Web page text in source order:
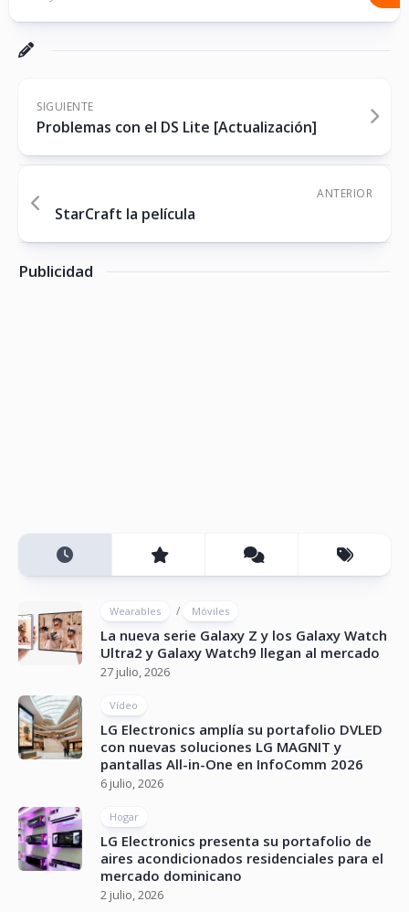
SIGUIENTE
Problemas con el DS Lite [Actualización]
ANTERIOR
StarCraft la película
Publicidad
Wearables / Móviles
La nueva serie Galaxy Z y los Galaxy Watch
Ultra2 y Galaxy Watch9 llegan al mercado
27 julio, 2026
Vídeo
LG Electronics amplía su portafolio DVLED
con nuevas soluciones LG MAGNIT y
pantallas All-in-One en InfoComm 2026
6 julio, 2026
Hogar
LG Electronics presenta su portafolio de
aires acondicionados residenciales para el
mercado dominicano
2 julio, 2026